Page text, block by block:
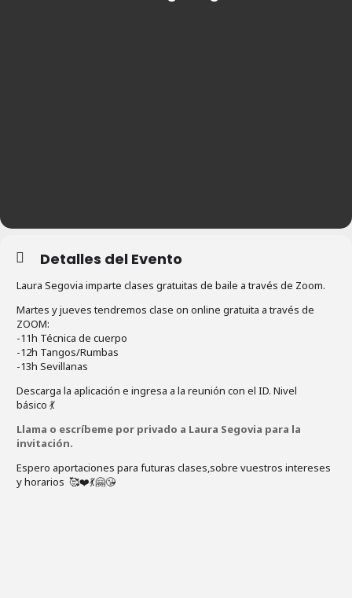
Detalles del Evento
Laura Segovia imparte clases gratuitas de baile a través de Zoom.
Martes y jueves tendremos clase on online gratuita a través de
ZOOM:
-11h Técnica de cuerpo
-12h Tangos/Rumbas
-13h Sevillanas
Descarga la aplicación e ingresa a la reunión con el ID. Nivel
básico 💃
Llama o escríbeme por privado a Laura Segovia para la
invitación.
Espero aportaciones para futuras clases,sobre vuestros intereses
y horarios 🥰❤️💃🤗😘